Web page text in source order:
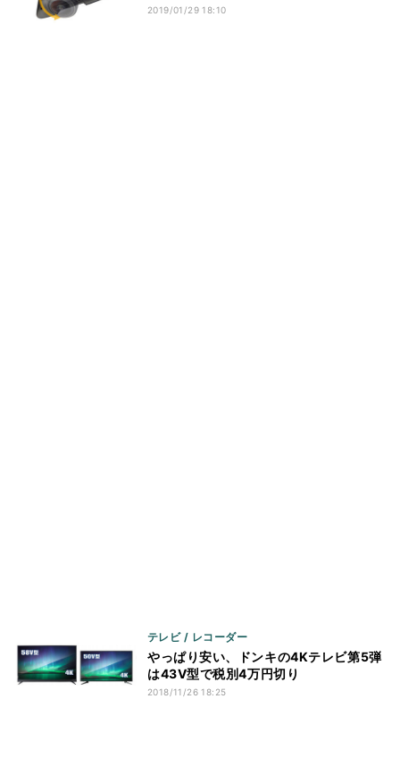
2019/01/29 18:10
テレビ / レコーダー
やっぱり安い、ドンキの4Kテレビ第5弾
は43V型で税別4万円切り
2018/11/26 18:25